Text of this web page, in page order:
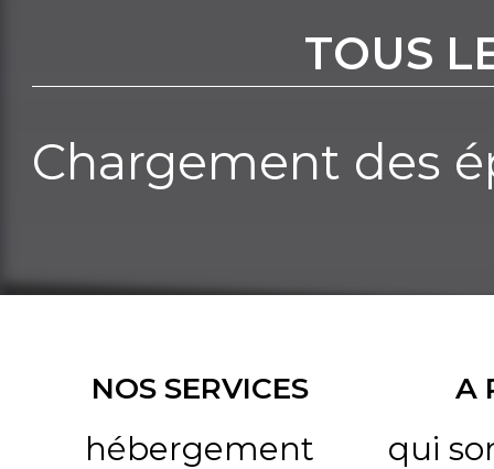
TOUS
Chargement des
NOS SERVICES
hébergement
A
qui